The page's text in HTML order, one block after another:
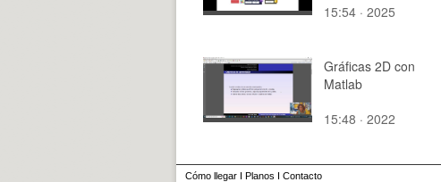
15:54 · 2025
Gráficas 2D con
Matlab
15:48 · 2022
Cómo llegar I Planos I Contacto